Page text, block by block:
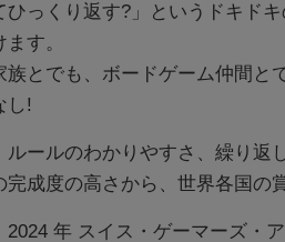
ひっくり返す?」というドキド
ます。
族とでも、ボードゲーム仲間と
し!
ールのわかりやすさ、繰り返
完成度の高さから、世界各国の
2024 年 スイス・ゲーマーズ・